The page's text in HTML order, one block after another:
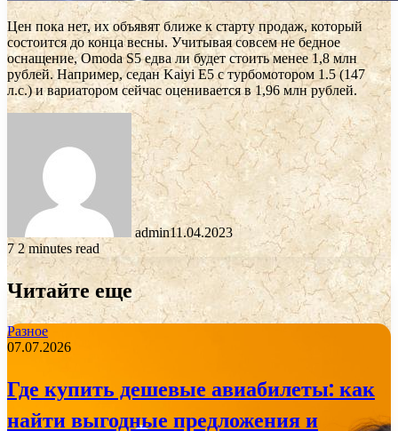
Цен пока нет, их объявят ближе к старту продаж, который
состоится до конца весны. Учитывая совсем не бедное
оснащение, Omoda S5 едва ли будет стоить менее 1,8 млн
рублей. Например, седан Kaiyi E5 с турбомотором 1.5 (147
л.с.) и вариатором сейчас оценивается в 1,96 млн рублей.
admin11.04.2023
72 minutes read
Читайте еще
Разное
07.07.2026
Где купить дешевые авиабилеты: как
найти выгодные предложения и